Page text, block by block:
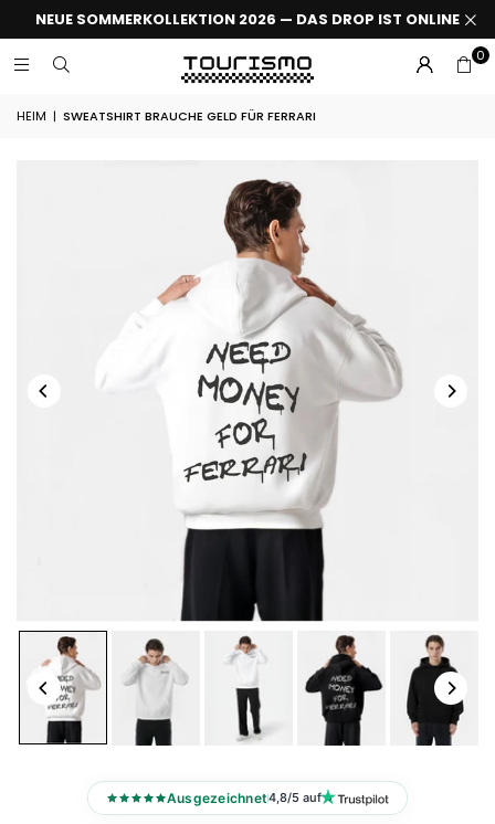
NEUE SOMMERKOLLEKTION 2026 — DAS DROP IST ONLINE
0
HEIM | SWEATSHIRT BRAUCHE GELD FÜR FERRARI
Ausgezeichnet4,8/5 auf